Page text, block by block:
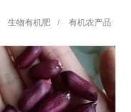
生物有机肥 / 有机农产品